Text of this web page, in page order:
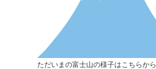
ただいまの富士山の様子はこちらから